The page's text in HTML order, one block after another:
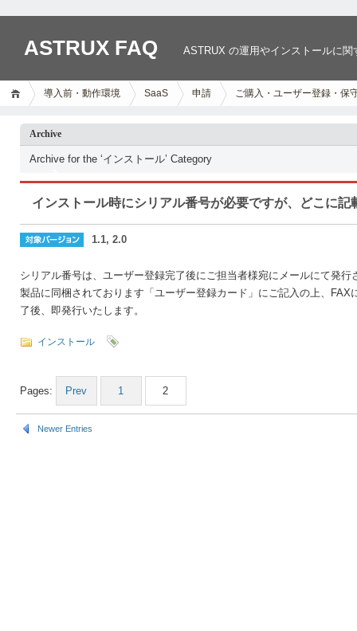
ASTRUX FAQ ASTRUX の運用やインストールに
導入前・動作環境 SaaS 申請 ご購入・ユーザー登録・保
Archive
Archive for the ‘インストール’ Category
インストール時にシリアル番号が必要ですが、どこに記
1.1, 2.0
シリアル番号は、ユーザー登録完了後にご担当者様宛にメールにて発行
製品に同梱されております「ユーザー登録カード」にご記入の上、FAX
了後、即発行いたします。
インストール
Pages: Prev 1 2
Newer Entries